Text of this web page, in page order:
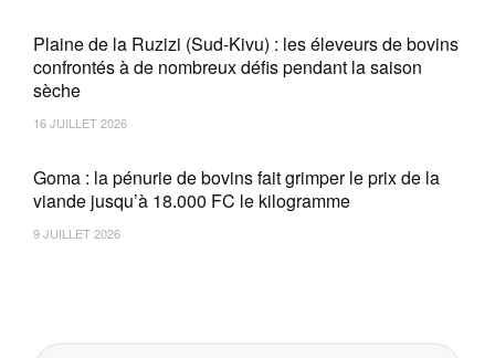
Plaine de la Ruzizi (Sud-Kivu) : les éleveurs de bovins
confrontés à de nombreux défis pendant la saison
sèche
16 JUILLET 2026
Goma : la pénurie de bovins fait grimper le prix de la
viande jusqu’à 18.000 FC le kilogramme
9 JUILLET 2026